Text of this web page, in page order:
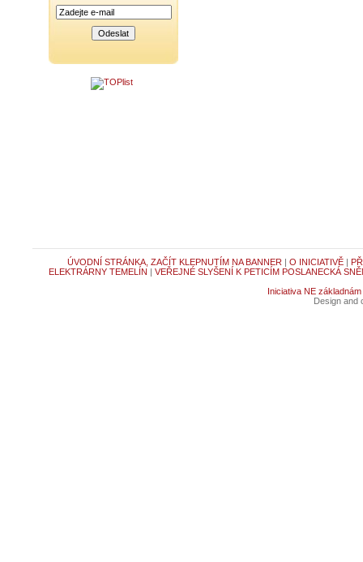
ÚVODNÍ STRÁNKA, ZAČÍT KLEPNUTÍM NA BANNER | O INICIATIVĚ|
ELEKTRÁRNY TEMELÍN | VEŘEJNÉ SLYŠENÍ K PETICÍM POSLANECKÁ
Iniciativa NE základnám
Design and